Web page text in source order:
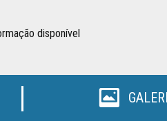
disponível